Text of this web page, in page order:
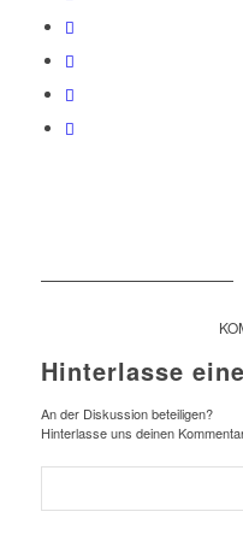
Hinterlasse
An der Diskussion beteiligen?
Hinterlasse uns deinen